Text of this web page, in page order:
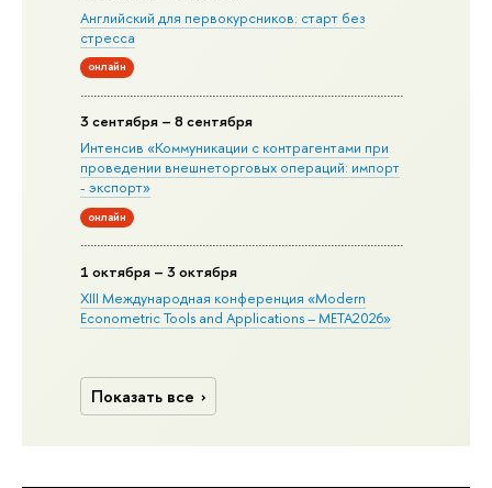
Английский для первокурсников: старт без
стресса
онлайн
3 сентября – 8 сентября
Интенсив «Коммуникации с контрагентами при
проведении внешнеторговых операций: импорт
- экспорт»
онлайн
1 октября – 3 октября
XIII Международная конференция «Modern
Econometric Tools and Applications – META2026»
Показать все